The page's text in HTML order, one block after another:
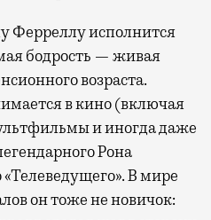
Ферреллу исполнится
бодрость — живая
возраста.
в кино (включая
и иногда даже
Рона
В мире
он тоже не новичок: